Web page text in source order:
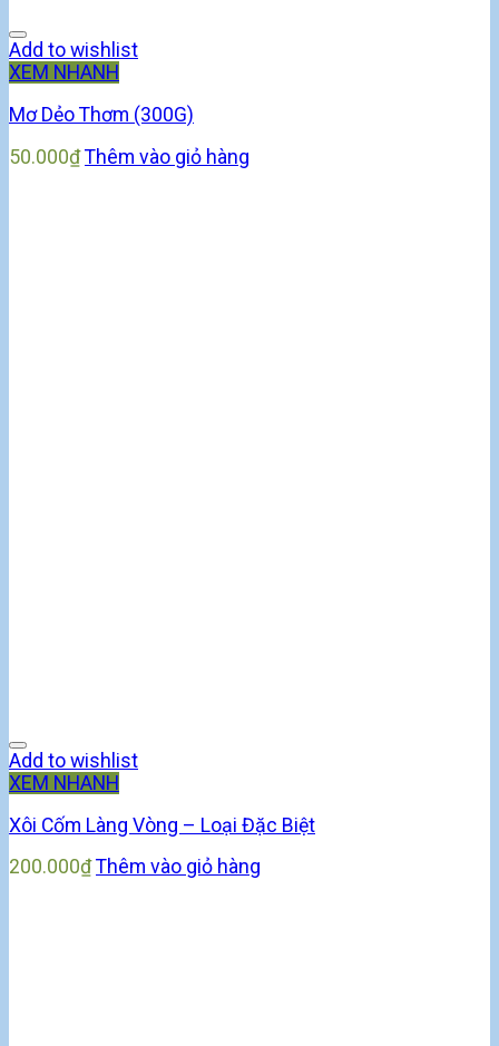
Add to wishlist
XEM NHANH
Mơ Dẻo Thơm (300G)
50.000₫ Thêm vào giỏ hàng
Add to wishlist
XEM NHANH
Xôi Cốm Làng Vòng – Loại Đặc Biệt
200.000₫ Thêm vào giỏ hàng